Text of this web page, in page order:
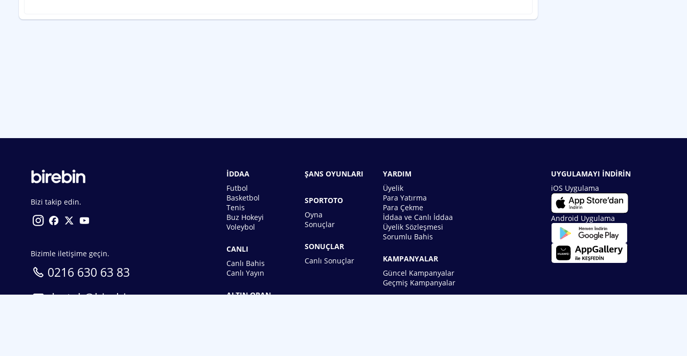
Bizi takip edin.
Bizimle iletişime geçin.
0216 630 63 83
destek@birebin.com
İDDAA
Futbol
Basketbol
Tenis
Buz Hokeyi
Voleybol
CANLI
Canlı Bahis
Canlı Yayın
ALTIN ORAN
ŞANS OYUNLARI
SPORTOTO
Oyna
Sonuçlar
SONUÇLAR
Canlı Sonuçlar
YARDIM
Üyelik
Para Yatırma
Para Çekme
İddaa ve Canlı İddaa
Üyelik Sözleşmesi
Sorumlu Bahis
KAMPANYALAR
Güncel Kampanyalar
Geçmiş Kampanyalar
UYGULAMAYI İNDİRİN
iOS Uygulama
Android Uygulama